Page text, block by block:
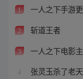
1 一人之下手游
2 斩道王者
3 一人之下电影
4 张灵玉杀了老